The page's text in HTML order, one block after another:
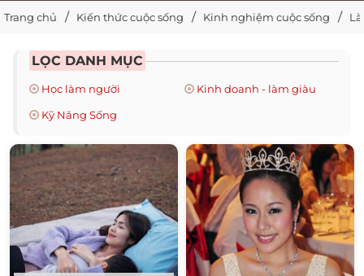
Trang chủ Kiến thức cuộc sống Kinh nghiệm cuộc sống
LỌC DANH MỤC
Học làm người
Kinh doanh - làm giàu
Kỹ Năng Sống